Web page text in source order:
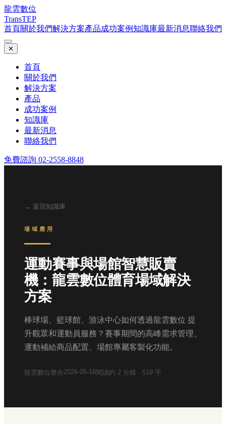
龍雲數位
TransTEP
首頁關於我們解決方案產品成功案例知識庫最新消息聯絡我們
✕
首頁
關於我們
解決方案
產品
成功案例
知識庫
最新消息
聯絡我們
免費諮詢 02-2558-8848
← 返回知識庫
場域應用
運動賽事與場館智慧販賣
機：龍雲數位體育場域解決
方案
棒球場、籃球館、游泳中心如何透過龍雲數位 提
升觀眾和運動員服務？賽事期間的高峰需求管理、
運動補給商品配置、場館專屬客製化功能。
龍雲數位整合2026-05-16閱讀約 2 分鐘 · 519 字